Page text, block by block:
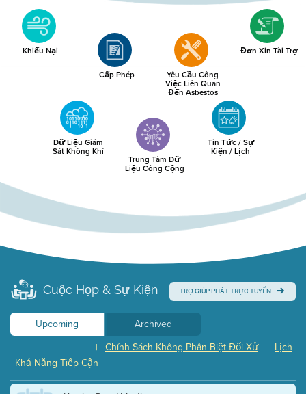
Khiếu Nại
Cấp Phép Yêu Cầu Công
Việc Liên Quan
Đến Asbestos
Đơn Xin Tài Trợ
Dữ Liệu Giám
Sát Không Khí
Trung Tâm Dữ
Liệu Công Cộng
Tin Tức / Sự
Kiện / Lịch
Cuộc Họp & Sự Kiện TRỢ GIÚP PHÁT TRỰC TUYẾN
Upcoming
Archived
Lịch
|
Chính Sách Không Phân Biệt Đối Xử
|
Khả Năng Tiếp Cận